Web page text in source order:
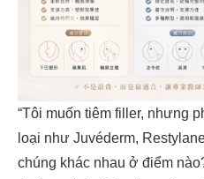
“Tôi muốn tiêm filler, nhưng
loại như Juvéderm,
chúng khác nhau ở điểm